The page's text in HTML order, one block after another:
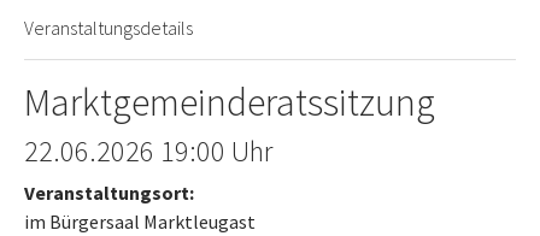
Veranstaltungsdetails
Marktgemeinderatssitzung
22.06.2026 19:00 UhrOffenes Ende
Veranstaltungsort:
im Bürgersaal Marktleugast